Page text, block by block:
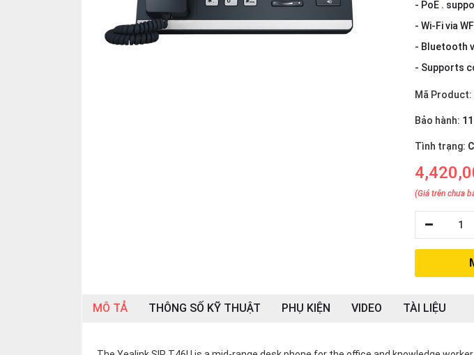
- PoE .
- Wi-Fi via
- Bluetooth
- Supports
Mã Product:
Bảo hành:
Tình trạng:
(Giá trên chưa
1
MÔ TẢ THÔNG SỐ KỸ THUẬT PHỤ KIỆN VIDEO TÀI LIỆU